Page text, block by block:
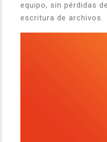
equipo, sin pérdidas
escritura de archivos.